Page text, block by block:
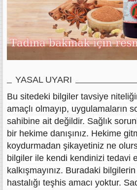
YASAL UYARI
Bu sitedeki bilgiler tavsiye
amaçlı olmayıp, uygulamaların
sahibine ait değildir. Sağlık
bir hekime danışınız. Hekime
koydurmadan şikayetiniz ne
bilgiler ile kendi kendinizi tedavi
kalkışmayınız. Buradaki
hastalığı teşhis amacı yoktur.